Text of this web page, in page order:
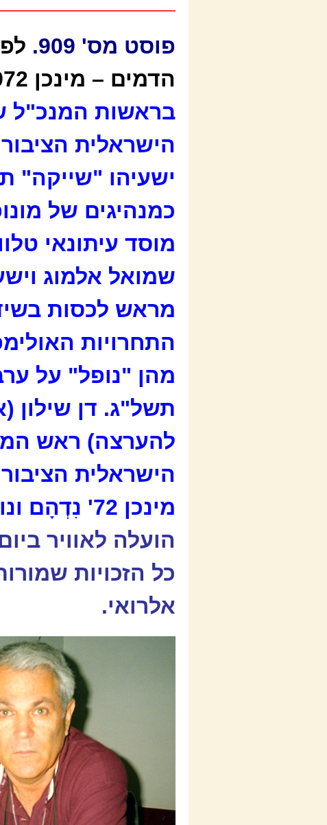
פוסט מס' 909.
הדמים – מינכן 1972 (פרק 8).
בראשות המנכ"ל
הישראלית
ישעיהו "שייקה"
כמנהיגים של
מוסד עיתונאי
שמואל אלמוג
מראש לכסות
מהן "נופל" על
תשל"ג. דן שילון
להערצה) ראש
הישראלית
מינכן 72' נִדְהָם ונותר הָמוּם.
כל הזכויות
אלרואי.